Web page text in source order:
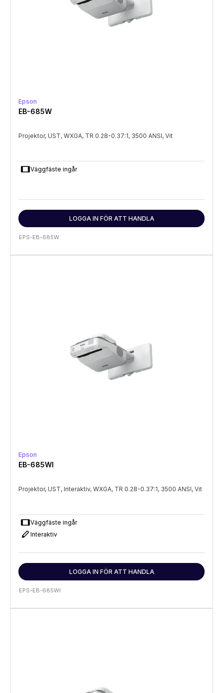
Epson
EB-685W
Projektor, UST, WXGA, TR 0.28-0.37:1, 3500 ANSI, Vit
tabletVäggfäste ingår
LOGGA IN FÖR ATT HANDLA
EPS-EB-685W
Epson
EB-685WI
Projektor, UST, Interaktiv, WXGA, TR 0.28-0.37:1, 3500 ANSI, Vit
tabletVäggfäste ingår
stylus Interaktiv
LOGGA IN FÖR ATT HANDLA
EPS-EB-685WI